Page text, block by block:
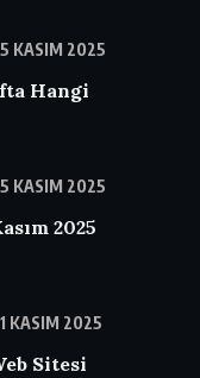
KASIM 2025
Hangi
KASIM 2025
2025
KASIM 2025
Sitesi